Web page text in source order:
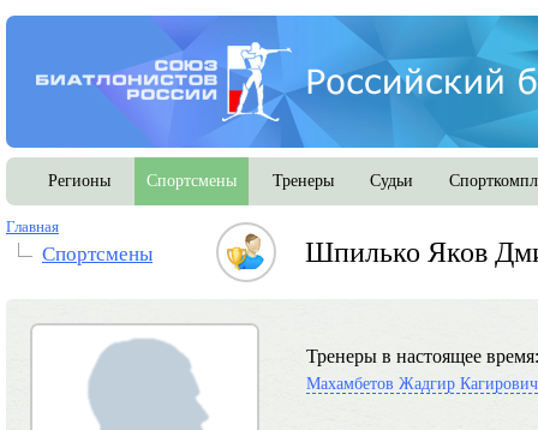
Регионы Спортсмены Тренеры Судьи
Главная
Спортсмены Шпилько Яков
Тренеры в настоящее время:
Махамбетов Жадгир Кагирович